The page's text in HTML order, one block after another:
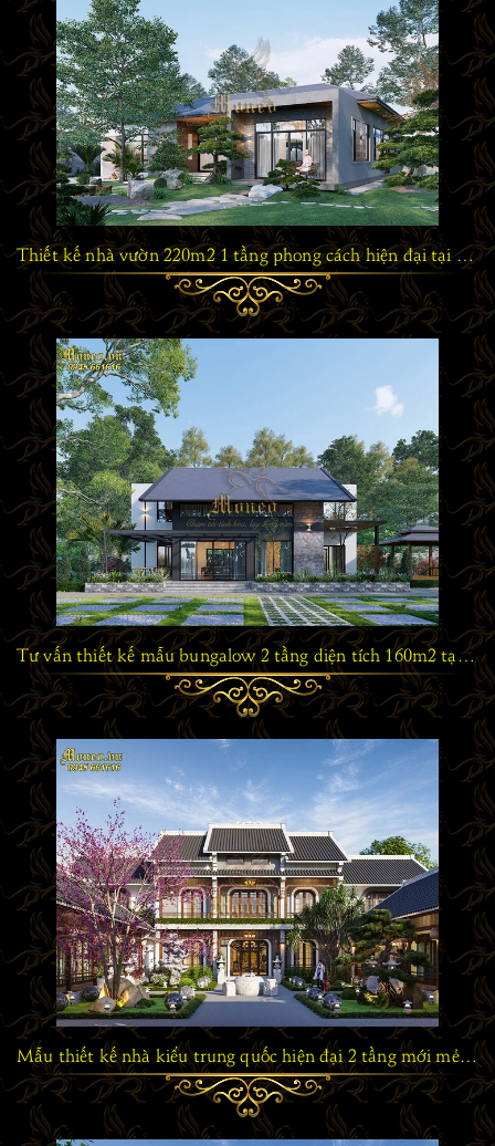
Thiết kế nhà vườn 220m2 1 tầng phong cách hiện đại tại Quảng Ninh
Tư vấn thiết kế mẫu bungalow 2 tầng diện tích 160m2 tại Hà Nội
Mẫu thiết kế nhà kiểu trung quốc hiện đại 2 tầng mới mẻ và khác biệt